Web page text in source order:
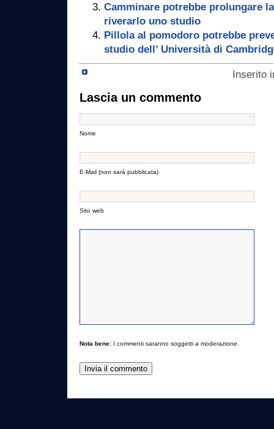
Camminare potrebbe prolungare
riverarlo uno studio
Pillola al pomodoro potrebbe
studio dell’ Università di
Inserito
Lascia un commento
Nome
E-Mail (non sarà pubblicata)
Sito web
Nota bene: I commenti saranno soggetti a moderazione.